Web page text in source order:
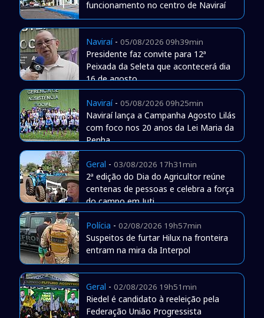
funcionamento no centro de Naviraí
Naviraí- 05/08/2026 09h39min
Presidente faz convite para 12ª
Peixada da Seleta que acontecerá dia
16 de agosto
Naviraí- 05/08/2026 09h25min
Naviraí lança a Campanha Agosto Lilás
com foco nos 20 anos da Lei Maria da
Penha
Geral - 03/08/2026 17h31min
2ª edição do Dia do Agricultor reúne
centenas de pessoas e celebra a força
do campo em Juti
Polícia - 02/08/2026 19h57min
Suspeitos de furtar Hilux na fronteira
entram na mira da Interpol
Geral - 02/08/2026 19h51min
Riedel é candidato à reeleição pela
Federação União Progressista